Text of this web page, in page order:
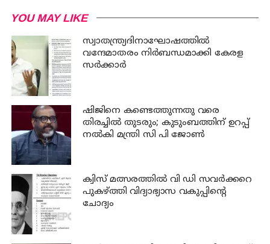
YOU MAY LIKE
സ്വാതന്ത്ര്യദിനാഘോഷത്തില്‍
വന്ദേമാതരം നിര്‍ബന്ധമാക്കി കേരള
സര്‍ക്കാര്‍
ഷിജിനെ കണ്ടെത്തുന്നതു വരെ
തിരച്ചില്‍ തുടരും; കുടുംബത്തിന് ഉറപ്പ്
നല്‍കി മന്ത്രി സി പി ജോണ്‍
ക്വിസ് മത്സരത്തില്‍ വി ഡി സവര്‍ക്കറെ
പുകഴ്ത്തി വിദ്യാഭ്യാസ വകുപ്പിന്റെ
ചോദ്യം